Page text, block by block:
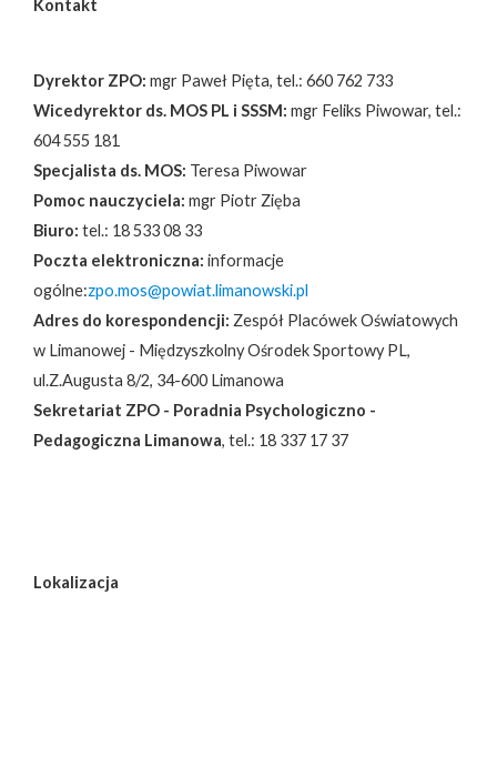
Kontakt
Dyrektor ZPO: mgr Paweł Pięta, tel.: 660 762 733
Wicedyrektor ds. MOS PL i SSSM: mgr Feliks Piwowar, tel.:
604 555 181
Specjalista ds. MOS: Teresa Piwowar
Pomoc nauczyciela: mgr Piotr Zięba
Biuro: tel.: 18 533 08 33
Poczta elektroniczna: informacje
ogólne:zpo.mos@powiat.limanowski.pl
Adres do korespondencji: Zespół Placówek Oświatowych
w Limanowej - Międzyszkolny Ośrodek Sportowy PL,
ul.Z.Augusta 8/2, 34-600 Limanowa
Sekretariat ZPO - Poradnia Psychologiczno -
Pedagogiczna Limanowa, tel.: 18 337 17 37
Lokalizacja